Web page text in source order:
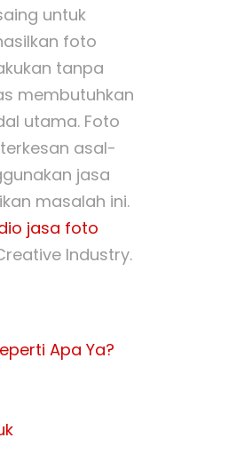
untuk
foto
tanpa
membutuhkan
utama. Foto
asal-
jasa
masalah ini.
jasa foto
Industry.
Apa Ya?